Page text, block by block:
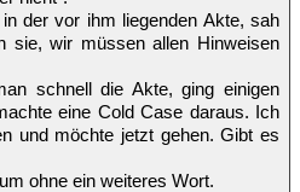
der vor ihm liegenden Akte, sah
sie, wir müssen allen Hinweisen
schnell die Akte, ging einigen
eine Cold Case daraus. Ich
und möchte jetzt gehen. Gibt es
ohne ein weiteres Wort.